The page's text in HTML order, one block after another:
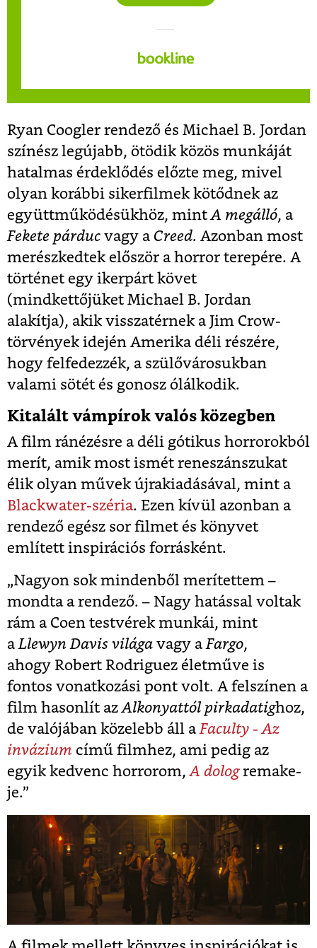
Ryan Coogler rendező és Michael B. Jordan
színész legújabb, ötödik közös munkáját
hatalmas érdeklődés előzte meg, mivel
olyan korábbi sikerfilmek kötődnek az
együttműködésükhöz, mint A megálló, a
Fekete párduc vagy a Creed. Azonban most
merészkedtek először a horror terepére. A
történet egy ikerpárt követ
(mindkettőjüket Michael B. Jordan
alakítja), akik visszatérnek a Jim Crow-
törvények idején Amerika déli részére,
hogy felfedezzék, a szülővárosukban
valami sötét és gonosz ólálkodik.
Kitalált vámpírok valós közegben
A film ránézésre a déli gótikus horrorokból
merít, amik most ismét reneszánszukat
élik olyan művek újrakiadásával, mint a
Blackwater-széria. Ezen kívül azonban a
rendező egész sor filmet és könyvet
említett inspirációs forrásként.
„Nagyon sok mindenből merítettem –
mondta a rendező. – Nagy hatással voltak
rám a Coen testvérek munkái, mint
aLlewyn Davis világa vagy aFargo,
ahogy Robert Rodriguez életműve is
fontos vonatkozási pont volt. A felszínen a
film hasonlít az Alkonyattól pirkadatighoz,
de valójában közelebb áll aFaculty - Az
invázium című filmhez, ami pedig az
egyik kedvenc horrorom, A dologremake-
je.”